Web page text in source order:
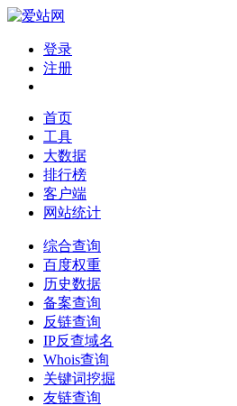
登录
注册
首页
工具
大数据
排行榜
客户端
网站统计
综合查询
百度权重
历史数据
备案查询
反链查询
IP反查域名
Whois查询
关键词挖掘
友链查询